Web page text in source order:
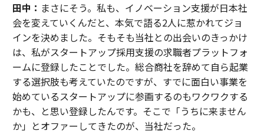
田中： まさにそう。私も、イノベーション支援が日本社
会を変えていくんだと、本気で語る2人に惹かれてジョ
インを決めました。そもそも当社との出会いのきっかけ
は、私がスタートアップ採用支援の求職者プラットフォ
ームに登録したことでした。総合商社を辞めて自ら起業
する選択肢も考えていたのですが、すでに面白い事業を
始めているスタートアップに参画するのもワクワクする
かも、と思い登録したんです。そこで「うちに来ません
か」とオファーしてきたのが、当社だった。